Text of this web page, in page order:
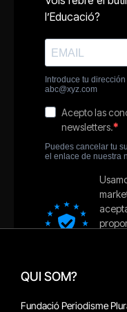
QUI SOM?
Fundació Periodisme